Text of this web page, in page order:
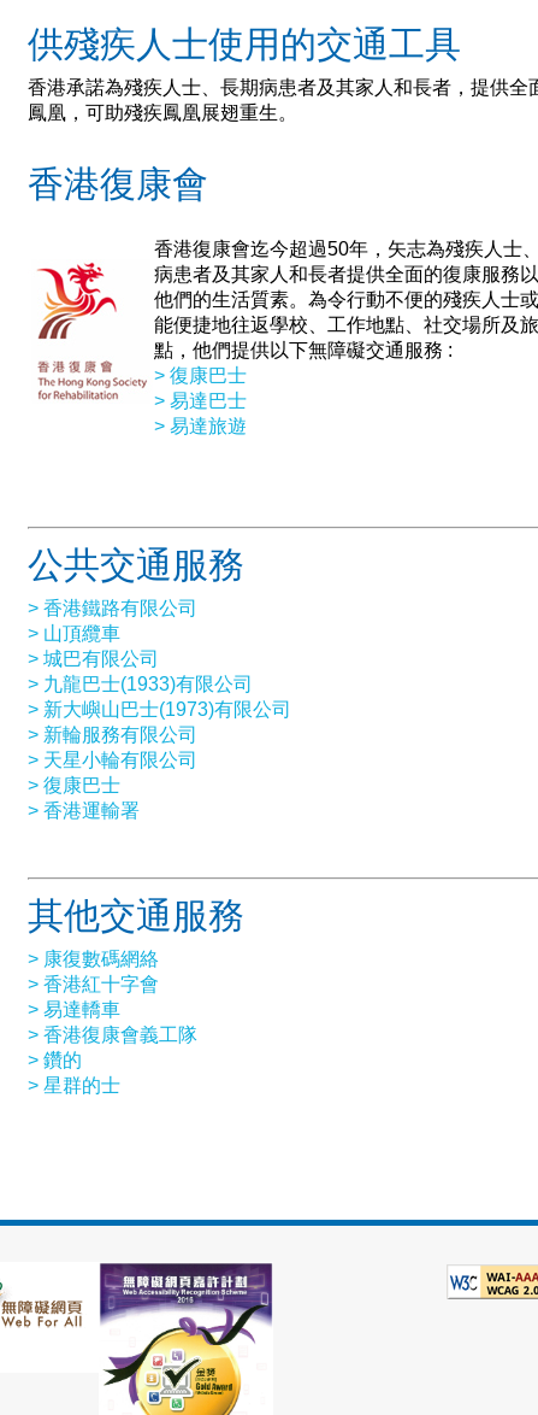
供殘疾人士使用的交通工具
香港承諾為殘疾人士、長期病患者及其家人和長者，提供
鳳凰，可助殘疾鳳凰展翅重生。
香港復康會
香港復康會迄今超過50年，矢志為殘疾人士
病患者及其家人和長者提供全面的復康服務
他們的生活質素。為令行動不便的殘疾人士
能便捷地往返學校、工作地點、社交場所及
點，他們提供以下無障礙交通服務 :
> 復康巴士
> 易達巴士
> 易達旅遊
公共交通服務
> 香港鐵路有限公司
> 山頂纜車
> 城巴有限公司
> 九龍巴士(1933)有限公司
> 新大嶼山巴士(1973)有限公司
> 新輪服務有限公司
> 天星小輪有限公司
> 復康巴士
> 香港運輸署
其他交通服務
> 康復數碼網絡
> 香港紅十字會
> 易達轎車
> 香港復康會義工隊
> 鑽的
> 星群的士